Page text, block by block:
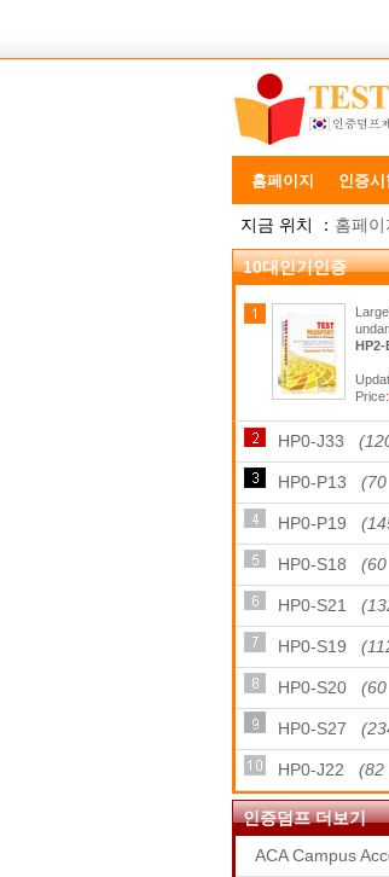
홈페이지 인증시
지금 위치 ： 홈페이
10대인기인증
HP2-
Price:
HP0-J33
HP0-P13
HP0-P19
HP0-S18
HP0-S21
HP0-S19
HP0-S20
HP0-S27
HP0-J22 (82
인증덤프 더보기
ACA Campus